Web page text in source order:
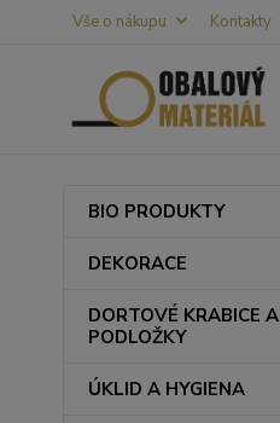
Vše o nákupu Kontakty
BIO PRODUKTY
DEKORACE
DORTOVÉ KRABICE A
PODLOŽKY
ÚKLID A HYGIENA